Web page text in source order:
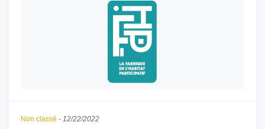
Non classé - 12/22/2022